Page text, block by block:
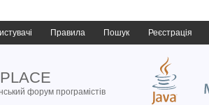
Правила Пошук Реєстрація
форум програмістів